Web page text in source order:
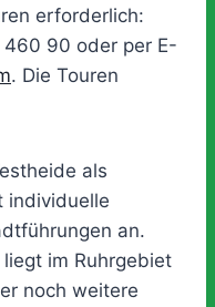
erforderlich:
90 oder per E-
. Die Touren
als
individuelle
an.
im Ruhrgebiet
noch weitere